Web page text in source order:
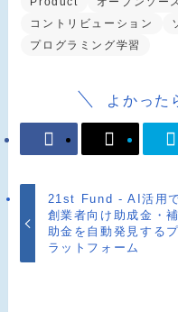
コントリビューション
プログラミング学習
よかった
21st Fund - AI活用
創業者向け助成金・補
助金を自動発見するプ
ラットフォーム